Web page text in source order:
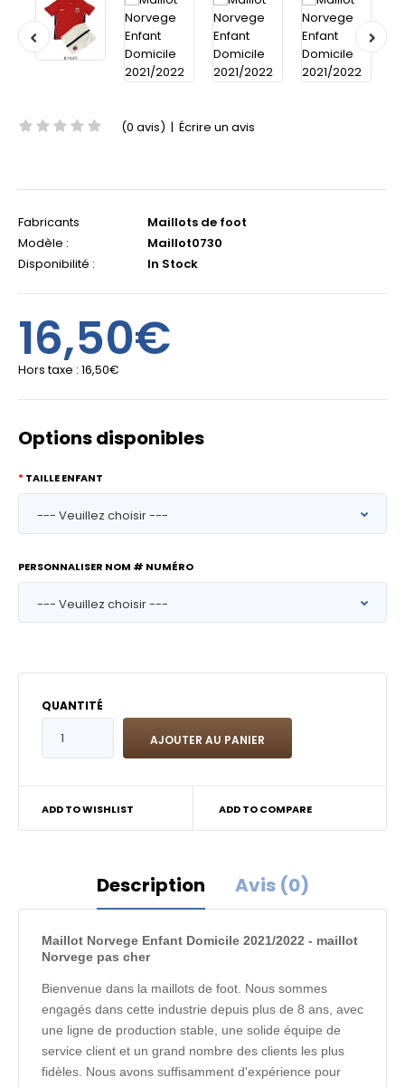
(0 avis) | Écrire un avis
Fabricants
Maillots de foot
Modèle :
Maillot0730
Disponibilité :
In Stock
16,50€
Hors taxe : 16,50€
Options disponibles
TAILLE ENFANT
PERSONNALISER NOM # NUMÉRO
QUANTITÉ
ADD TO WISHLIST ADD TO COMPARE
Description Avis (0)
Maillot Norvege Enfant Domicile 2021/2022 - maillot
Norvege pas cher
Bienvenue dans la maillots de foot. Nous sommes
engagés dans cette industrie depuis plus de 8 ans, avec
une ligne de production stable, une solide équipe de
service client et un grand nombre des clients les plus
fidèles. Nous avons suffisamment d'expérience pour